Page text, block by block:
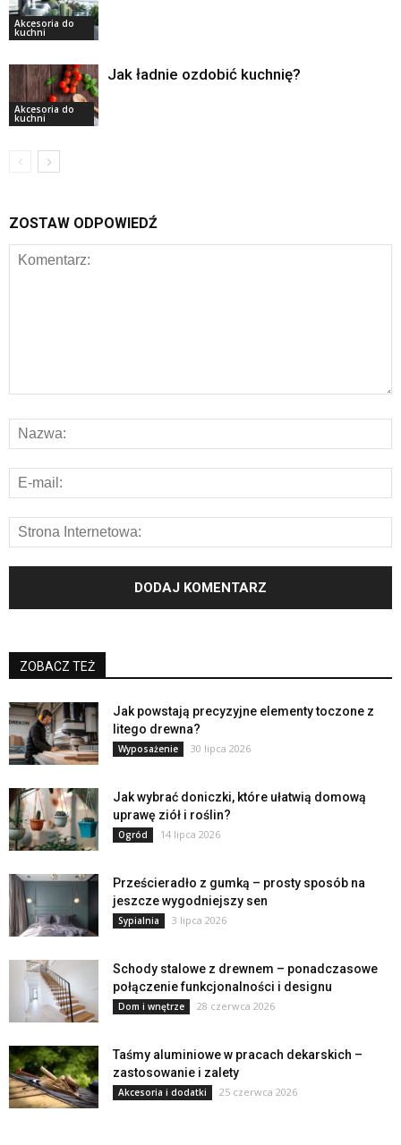
Akcesoria do
kuchni
Akcesoria do
kuchni
Jak ładnie ozdobić kuchnię?
ZOSTAW ODPOWIEDŹ
ZOBACZ TEŻ
Jak powstają precyzyjne elementy toczone z
litego drewna?
Wyposażenie 30 lipca 2026
Jak wybrać doniczki, które ułatwią domową
uprawę ziół i roślin?
Ogród 14 lipca 2026
Prześcieradło z gumką – prosty sposób na
jeszcze wygodniejszy sen
Sypialnia 3 lipca 2026
Schody stalowe z drewnem – ponadczasowe
połączenie funkcjonalności i designu
Dom i wnętrze 28 czerwca 2026
Taśmy aluminiowe w pracach dekarskich –
zastosowanie i zalety
Akcesoria i dodatki 25 czerwca 2026